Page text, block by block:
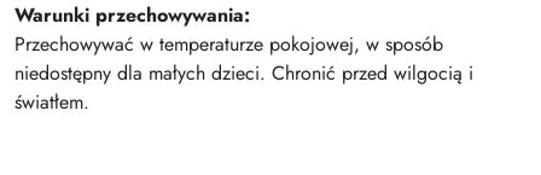
Warunki przechowywania:
Przechowywać w temperaturze pokojowej, w sposób
niedostępny dla małych dzieci. Chronić przed wilgocią i
światłem.